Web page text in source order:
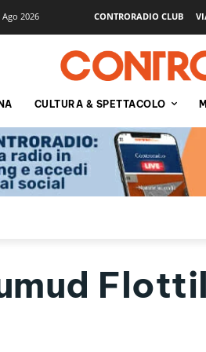
Ago 2026 CONTRORADIO CLUB
CULTURA & SPETTACOLO